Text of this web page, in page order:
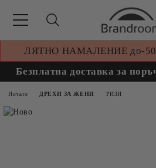
ЛЯТНО НАМАЛЕНИЕ до-
Безплатна доставка за
Начало ДРЕХИ ЗА ЖЕНИ РИЗИ